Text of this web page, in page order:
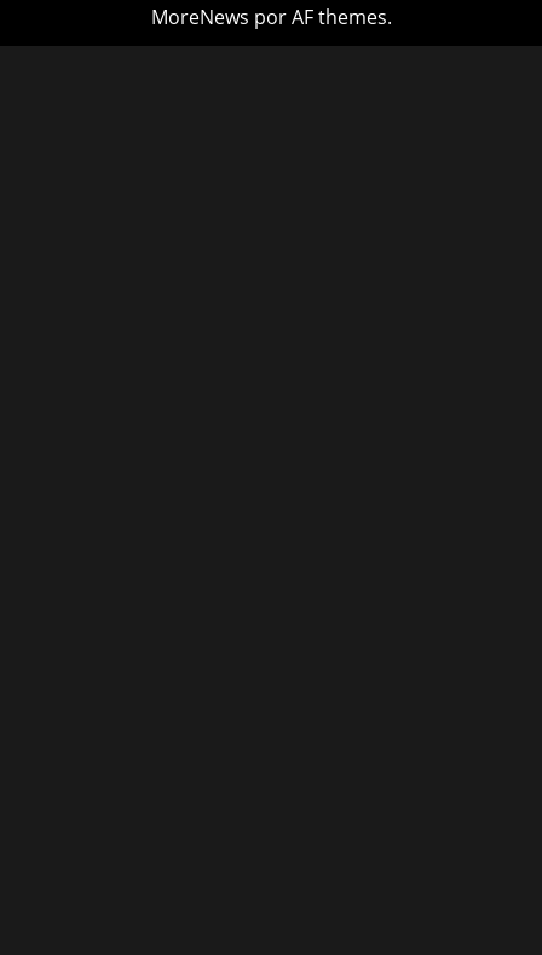
MoreNews por AF themes.